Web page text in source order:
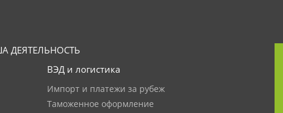
ДЕЯТЕЛЬНОСТЬ
ВЭД и логистика
Импорт и платежи за рубеж
Таможенное оформление